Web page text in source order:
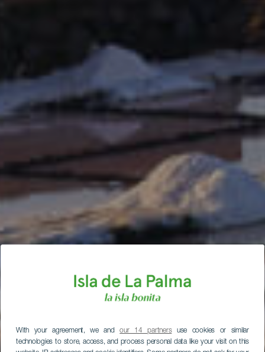
With your agreement, we andour 14 partnersuse cookies or similar
technologies to store, access, and process personal data like your visit on this